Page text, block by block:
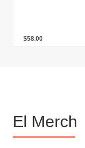
$58.00
El Merch